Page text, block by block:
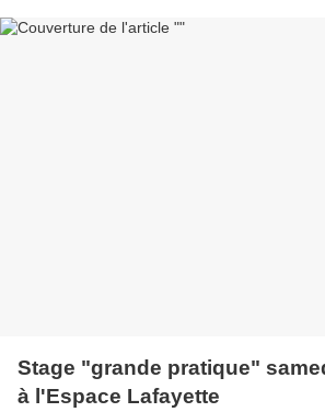
Stage "grande pratique"
à l'Espace Lafayette